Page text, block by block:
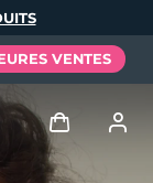
VENTES